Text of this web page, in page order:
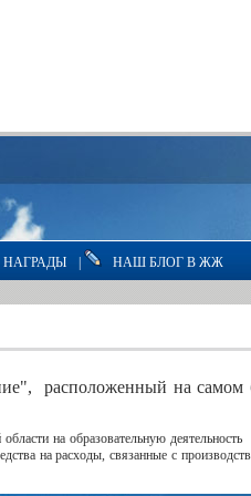
НАГРАДЫ НАШ БЛОГ В ЖЖ
расположенный на самом
на образовательную
на расходы, связанные с